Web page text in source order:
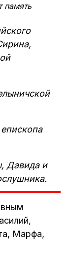
память
Давида и
Марфа,